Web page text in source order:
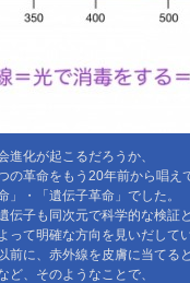
進化が起こるだろうか、
の革命をもう20年前から唱え
」・「遺伝子革命」でした。
伝子も同次元で科学的な検証
って明確な方向を見いだして
前に、赤外線を皮膚に当てる
ど、そのようなことで、